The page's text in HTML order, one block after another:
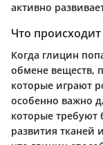
активно
Что
Когда глицин
обмене веществ,
которые играют
особенно важно
которые требуют
развития тканей